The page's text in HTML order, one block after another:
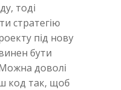
тоді
стратегію
під нову
бути
доволі
код так, щоб